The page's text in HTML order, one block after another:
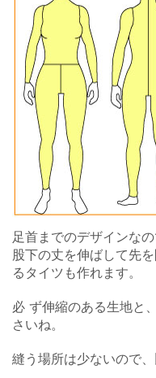
足首までのデザインな
股下の丈を伸ばして先
るタイツも作れます。
必 ず伸縮のある生地と
さいね。
縫う場所は少ないので、